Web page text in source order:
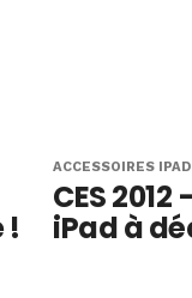
!
ACCESSOIRES IPAD
CES
iPad à